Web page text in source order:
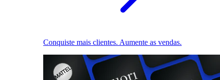
Conquiste mais clientes. Aumente as vendas.